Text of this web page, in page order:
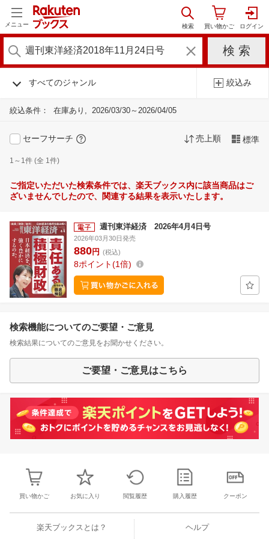
メニュー
すべてのジャンル 絞込み
絞込条件： 在庫あり 2026/03/30～2026/04/05
セーフサーチ 売上順 標準
1～1件 (全 1件)
ご指定いただいた検索条件では、楽天ブックス内に該当商品はご
ざいませんでしたので、関連する結果を表示いたします。
週刊東洋経済 2026年4月4日号
2026年03月30日発売
880円 (税込)
8ポイント 1倍
検索機能についてのご要望・ご意見
検索結果についてのご意見をお聞かせください。
ご要望・ご意見はこちら
買い物かご お気に入り 閲覧履歴 購入履歴 クーポン
楽天ブックスとは？ ヘルプ